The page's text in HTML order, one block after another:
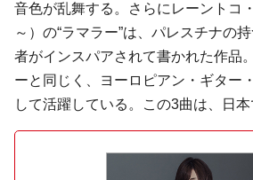
音色が乱舞する。さらにレーントコ
～）の“ラマラー”は、パレスチナの
者がインスパアされて書かれた作品
ーと同じく、ヨーロピアン・ギター
して活躍している。この3曲は、日本